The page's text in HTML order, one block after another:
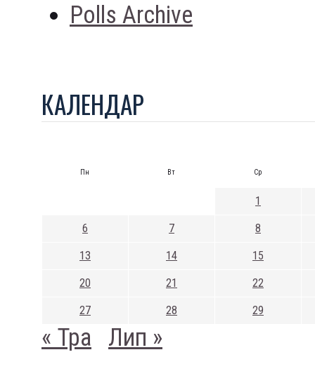
Polls Archive
КАЛЕНДАР
Пн Вт Ср
1
6 7 8
13 14 15
20 21 22
27 28 29
« Тра Лип »